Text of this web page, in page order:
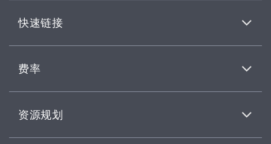
快速链接
费率
资源规划